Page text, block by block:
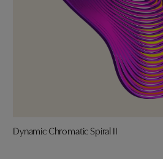
Dynamic Chromatic Spiral II